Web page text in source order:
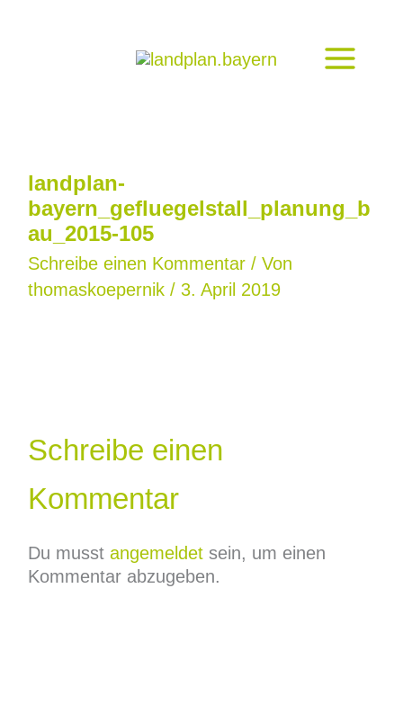
landplan-
bayern_gefluegelstall_planung_b
au_2015-105
Schreibe einen Kommentar / Von
thomaskoepernik / 3. April 2019
Schreibe einen
Kommentar
Du musst angemeldetsein, um einen
Kommentar abzugeben.